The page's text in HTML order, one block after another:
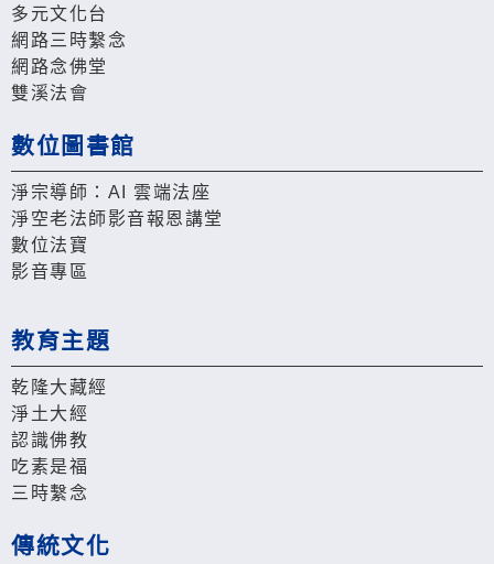
多元文化台
網路三時繫念
網路念佛堂
雙溪法會
數位圖書館
淨宗導師：AI 雲端法座
淨空老法師影音報恩講堂
數位法寶
影音專區
教育主題
乾隆大藏經
淨土大經
認識佛教
吃素是福
三時繫念
傳統文化